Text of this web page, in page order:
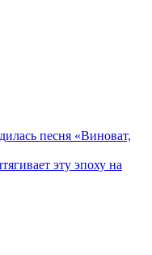
песня «Виноват,
эту эпоху на